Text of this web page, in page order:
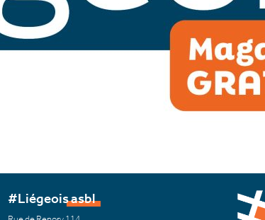
#Liégeois asbl